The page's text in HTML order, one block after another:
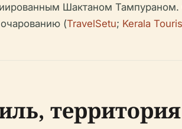
Шактаном
(TravelSetu; Kerala